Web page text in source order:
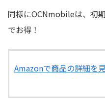
同様にOCNmobileは、初
でお得！
Amazonで商品の詳細を